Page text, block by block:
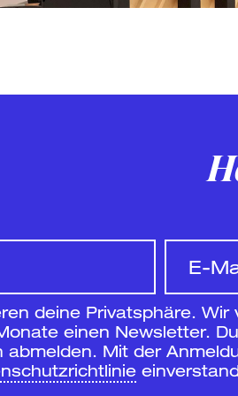
deine Privatsphäre.
einen Newsletter.
abmelden. Mit der